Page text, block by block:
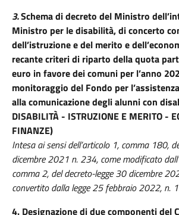
3.Schema di decreto del Ministro
Ministro per le disabilità, di concerto
dell’istruzione e del merito e
recante criteri di riparto della quota
euro in favore dei comuni per l’anno
monitoraggio del Fondo per
alla comunicazione degli alunni con
DISABILITÀ - ISTRUZIONE E MERITO -
FINANZE)
Intesa ai sensi dell’articolo 1, comma 180,
dicembre 2021 n. 234, come modificato
comma 2, del decreto-legge 30 dicembre
convertito dalla legge 25 febbraio 2022, n.
4. Designazione di due componenti del